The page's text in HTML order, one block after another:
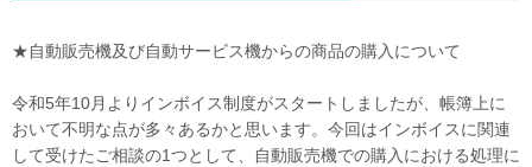
★自動販売機及び自動サービス機からの商品の購入について
令和5年10月よりインボイス制度がスタートしましたが、帳簿上に
おいて不明な点が多々あるかと思います。今回はインボイスに関連
して受けたご相談の1つとして、自動販売機での購入における処理に